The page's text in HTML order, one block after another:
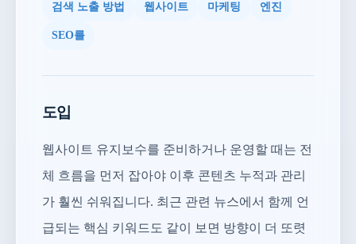
검색 노출 방법 웹사이트 마케팅 엔진
SEO를
도입
웹사이트 유지보수를 준비하거나 운영할 때는 전
체 흐름을 먼저 잡아야 이후 콘텐츠 누적과 관리
가 훨씬 쉬워집니다. 최근 관련 뉴스에서 함께 언
급되는 핵심 키워드도 같이 보면 방향이 더 또렷